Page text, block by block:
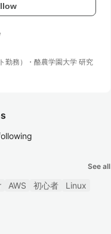
勤務）・酪農学園大学 研究
See all
AWS 初心者
Linux